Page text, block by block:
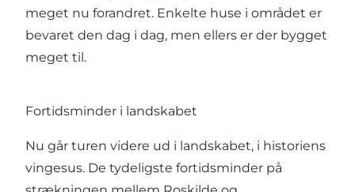
meget nu forandret. Enkelte huse i området er
bevaret den dag i dag, men ellers er der bygget
meget til.
Fortidsminder i landskabet
Nu går turen videre ud i landskabet, i historiens
vingesus. De tydeligste fortidsminder på